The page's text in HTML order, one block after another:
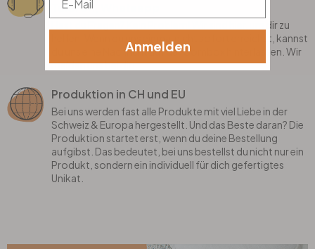
Telefon, Whatsapp
Hast du Fragen? Kein Problem! Wir sind hier, um dir zu
helfen! Wenn du uns einmal nicht sofort erreichst, kannst
du uns eine Nachricht auf der Combox hinterlassen. Wir
melden uns bei dir!
Produktion in CH und EU
Bei uns werden fast alle Produkte mit viel Liebe in der
Schweiz & Europa hergestellt. Und das Beste daran? Die
Produktion startet erst, wenn du deine Bestellung
aufgibst. Das bedeutet, bei uns bestellst du nicht nur ein
Produkt, sondern ein individuell für dich gefertigtes
Unikat.
Anmelden